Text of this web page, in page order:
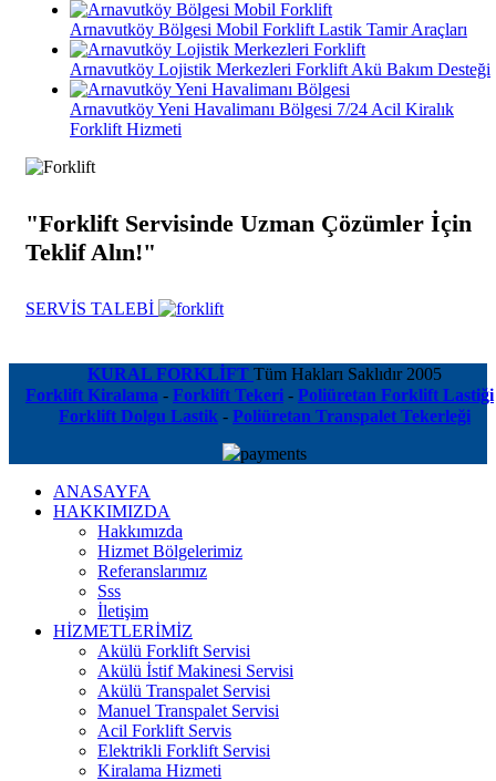
Arnavutköy Bölgesi Mobil Forklift Lastik Tamir Araçları
Arnavutköy Lojistik Merkezleri Forklift Akü Bakım Desteği
Arnavutköy Yeni Havalimanı Bölgesi 7/24 Acil Kiralık
Forklift Hizmeti
"Forklift Servisinde Uzman Çözümler İçin
Teklif Alın!"
SERVİS TALEBİ
KURAL FORKLİFT Tüm Hakları Saklıdır2005
Forklift Kiralama - Forklift Tekeri - Poliüretan Forklift Lastiği
Forklift Dolgu Lastik - Poliüretan Transpalet Tekerleği
ANASAYFA
HAKKIMIZDA
Hakkımızda
Hizmet Bölgelerimiz
Referanslarımız
Sss
İletişim
HİZMETLERİMİZ
Akülü Forklift Servisi
Akülü İstif Makinesi Servisi
Akülü Transpalet Servisi
Manuel Transpalet Servisi
Acil Forklift Servis
Elektrikli Forklift Servisi
Kiralama Hizmeti